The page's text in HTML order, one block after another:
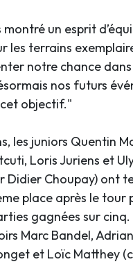
montré un esprit
les terrains
notre chance dans
nos futurs
objectif."
les juniors Quentin
Loris Juriens et
Didier Choupay) ont
place après le tour
gagnées sur cinq.
Marc Bandel,
et Loïc Matthey